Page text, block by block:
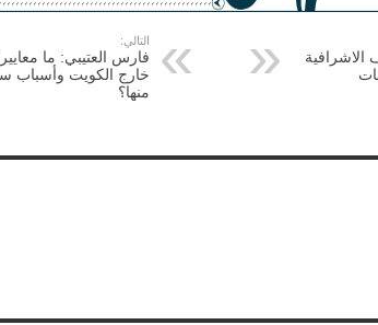
الاشرافية
التالي:
فارس العتيبي: ما
خارج الكويت وأسباب
منها؟